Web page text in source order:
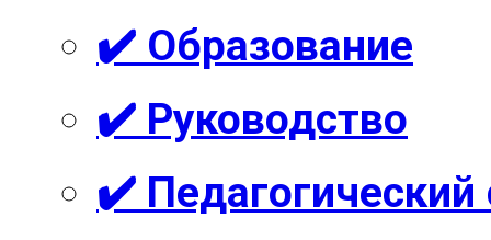
✔️ Образование
✔️ Руководство
✔️ Педагогический